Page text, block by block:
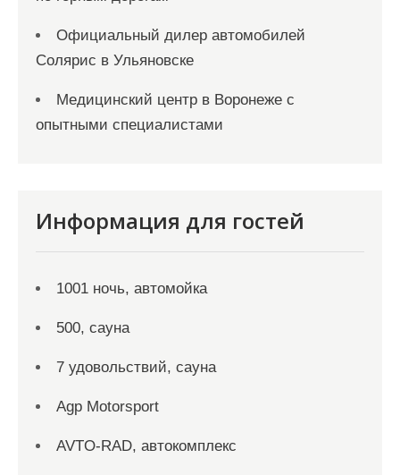
Официальный дилер автомобилей
Солярис в Ульяновске
Медицинский центр в Воронеже с
опытными специалистами
Информация для гостей
1001 ночь, автомойка
500, сауна
7 удовольствий, сауна
Agp Motorsport
AVTO-RAD, автокомплекс